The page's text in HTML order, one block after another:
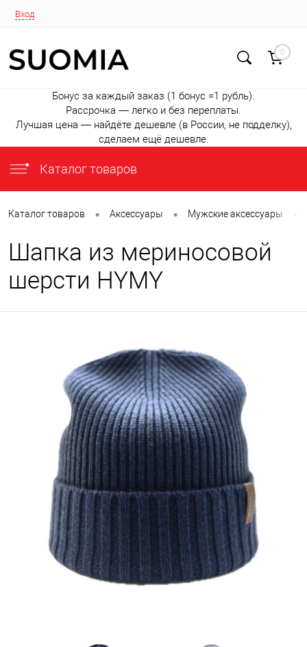
Вход
0
Бонус за каждый заказ (1 бонус =1 рубль).
Рассрочка — легко и без переплаты.
Лучшая цена — найдёте дешевле (в России, не подделку),
сделаем ещё дешевле.
Каталог товаров
Каталог товаров • Аксессуары • Мужские аксессуары
Шапка из мериносовой
шерсти HYMY